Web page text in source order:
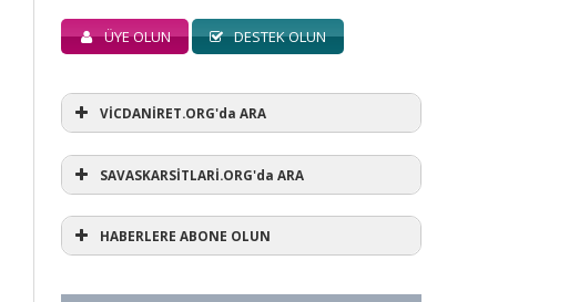
ÜYE OLUN DESTEK OLUN
VİCDANİRET.ORG'da ARA
SAVASKARSİTLARİ.ORG'da ARA
HABERLERE ABONE OLUN